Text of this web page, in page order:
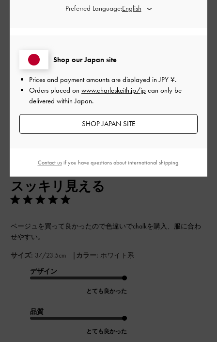
とても良かった
もっと見る
ご利用者様
スッキリ見える
ベージュを買って良かったので色違いでchalkを購入、服に合わ
せやすい。
サイズ: 37/23.5cm | カラー: ホワイト系
デザイン
とても良かった
品質
とても良かった
2023-06-16
Shop our Japan site
Prices and payment amounts are displayed inJPY ¥.
Orders placed on www.charleskeith.jp/jp can only be
delivered within Japan.
SHOP JAPAN SITE
Preferred Language:
Contact usif you have questions about international shipping.